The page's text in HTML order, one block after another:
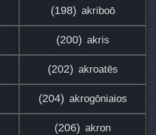
(198) akriboō
(200) akris
(202) akroatēs
(204) akrogōniaios
(206) akron